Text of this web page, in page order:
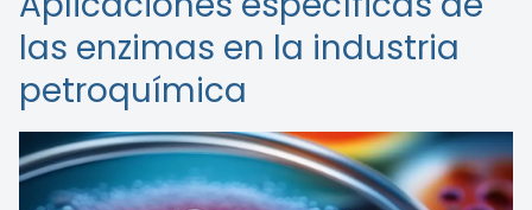
las enzimas en la industria
petroquímica